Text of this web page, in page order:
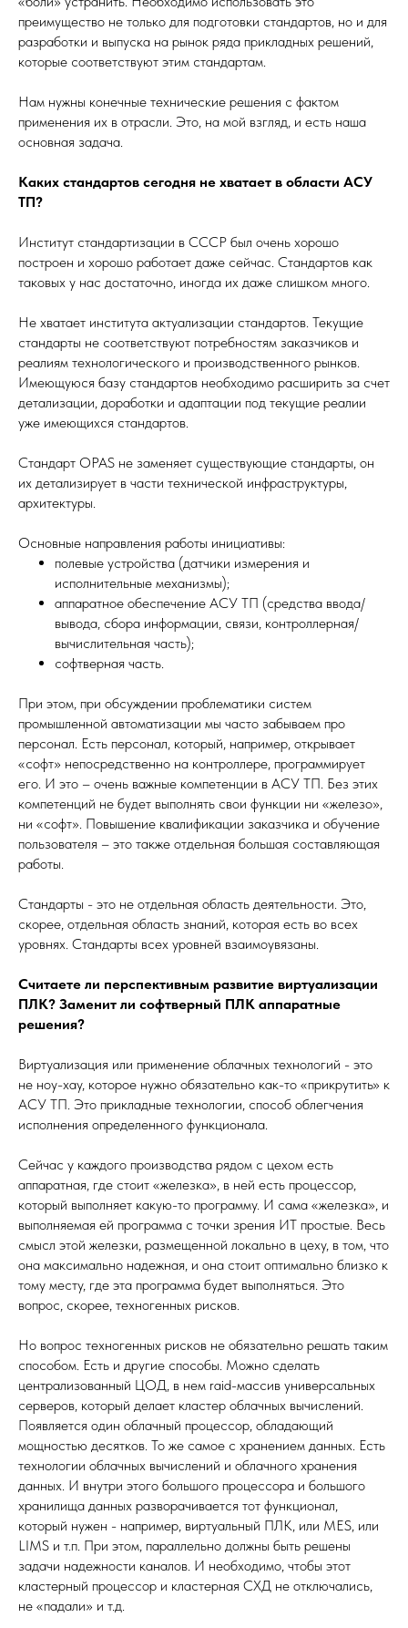
преимущество не только для подготовки стандартов, но и для
разработки и выпуска на рынок ряда прикладных решений,
которые соответствуют этим стандартам.
Нам нужны конечные технические решения с фактом
применения их в отрасли. Это, на мой взгляд, и есть наша
основная задача.
Каких стандартов сегодня не хватает в области АСУ
ТП?
Институт стандартизации в СССР был очень хорошо
построен и хорошо работает даже сейчас. Стандартов как
таковых у нас достаточно, иногда их даже слишком много.
Не хватает института актуализации стандартов. Текущие
стандарты не соответствуют потребностям заказчиков и
реалиям технологического и производственного рынков.
Имеющуюся базу стандартов необходимо расширить за счет
детализации, доработки и адаптации под текущие реалии
уже имеющихся стандартов.
Стандарт OPAS не заменяет существующие стандарты, он
их детализирует в части технической инфраструктуры,
архитектуры.
Основные направления работы инициативы:
полевые устройства (датчики измерения и
исполнительные механизмы);
аппаратное обеспечение АСУ ТП (средства ввода/
вывода, сбора информации, связи, контроллерная/
вычислительная часть);
софтверная часть.
При этом, при обсуждении проблематики систем
промышленной автоматизации мы часто забываем про
персонал. Есть персонал, который, например, открывает
«софт» непосредственно на контроллере, программирует
его. И это – очень важные компетенции в АСУ ТП. Без этих
компетенций не будет выполнять свои функции ни «железо»,
ни «софт». Повышение квалификации заказчика и обучение
пользователя – это также отдельная большая составляющая
работы.
Стандарты - это не отдельная область деятельности. Это,
скорее, отдельная область знаний, которая есть во всех
уровнях. Стандарты всех уровней взаимоувязаны.
Считаете ли перспективным развитие виртуализации
ПЛК? Заменит ли софтверный ПЛК аппаратные
решения?
Виртуализация или применение облачных технологий - это
не ноу-хау, которое нужно обязательно как-то «прикрутить» к
АСУ ТП. Это прикладные технологии, способ облегчения
исполнения определенного функционала.
Сейчас у каждого производства рядом с цехом есть
аппаратная, где стоит «железка», в ней есть процессор,
который выполняет какую-то программу. И сама «железка», и
выполняемая ей программа с точки зрения ИТ простые. Весь
смысл этой железки, размещенной локально в цеху, в том, что
она максимально надежная, и она стоит оптимально близко к
тому месту, где эта программа будет выполняться. Это
вопрос, скорее, техногенных рисков.
Но вопрос техногенных рисков не обязательно решать таким
способом. Есть и другие способы. Можно сделать
централизованный ЦОД, в нем raid-массив универсальных
серверов, который делает кластер облачных вычислений.
Появляется один облачный процессор, обладающий
мощностью десятков. То же самое с хранением данных. Есть
технологии облачных вычислений и облачного хранения
данных. И внутри этого большого процессора и большого
хранилища данных разворачивается тот функционал,
который нужен - например, виртуальный ПЛК, или MES, или
LIMS и т.п. При этом, параллельно должны быть решены
задачи надежности каналов. И необходимо, чтобы этот
кластерный процессор и кластерная СХД не отключались,
не «падали» и т.д.